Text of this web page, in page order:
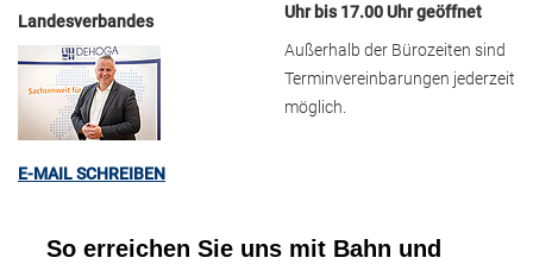
Landesverbandes
E-MAIL SCHREIBEN
Uhr bis 17.00 Uhr geöffnet
Außerhalb der Bürozeiten sind
Terminvereinbarungen jederzeit
möglich.